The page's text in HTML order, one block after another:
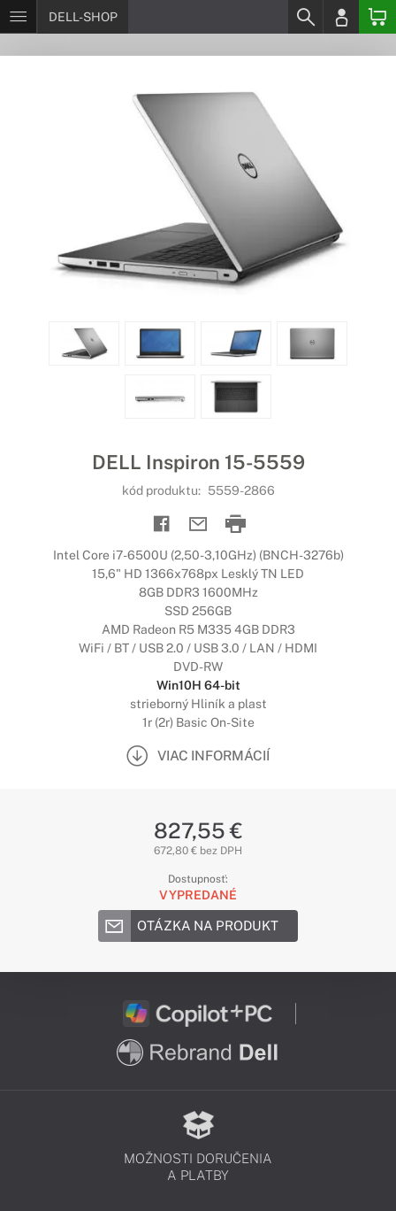
DELL-SHOP
DELL Inspiron 15-5559
kód produktu: 5559-2866
Intel Core i7-6500U (2,50-3,10GHz) (BNCH-3276b)
15,6" HD 1366x768px Lesklý TN LED
8GB DDR3 1600MHz
SSD 256GB
AMD Radeon R5 M335 4GB DDR3
WiFi / BT / USB 2.0 / USB 3.0 / LAN / HDMI
DVD-RW
Win10H 64-bit
strieborný Hliník a plast
1r (2r) Basic On-Site
VIAC INFORMÁCIÍ
827,55 €
672,80 € bez DPH
Dostupnosť:
VYPREDANÉ
OTÁZKA NA PRODUKT
MOŽNOSTI DORUČENIA
A PLATBY